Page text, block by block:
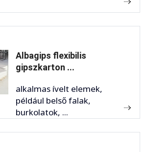
Albagips flexibilis
gipszkarton ...
alkalmas ívelt elemek,
például belső falak,
burkolatok, ...